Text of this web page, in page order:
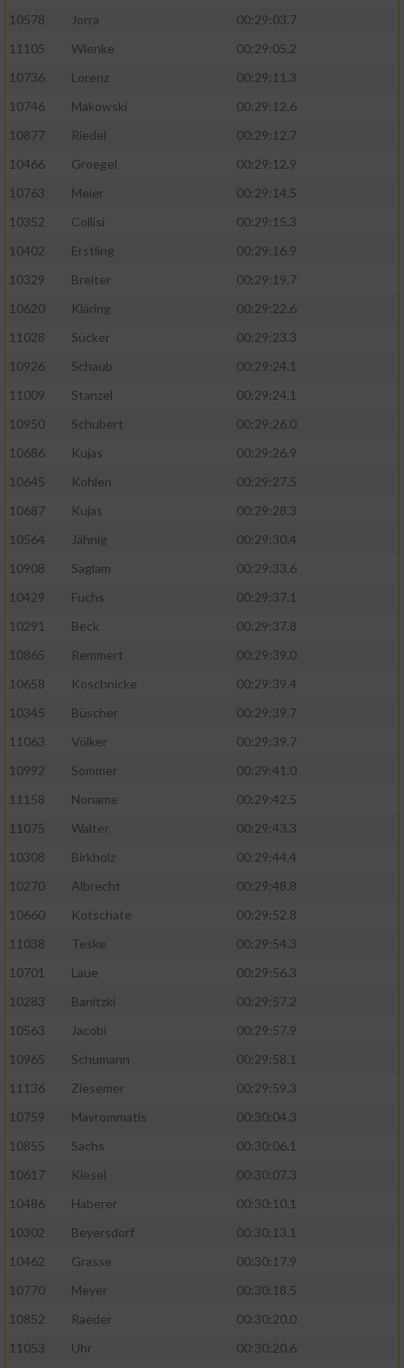
10578 Jorra
00:29:03.7
11105
Wienke
00:29:05.2
10736
Lorenz
00:29:11.3
10746
Makowski
00:29:12.6
10877
Riedel
00:29:12.7
10466
Groegel
00:29:12.9
10763
Meier
00:29:14.5
10352
Collisi
00:29:15.3
10402
Erstling
00:29:16.9
10329
Breiter
00:29:19.7
10620
Kläring
00:29:22.6
11028
Sücker
00:29:23.3
10926
Schaub
00:29:24.1
11009
Stanzel
00:29:24.1
10950
Schubert
00:29:26.0
10686
Kujas
00:29:26.9
10645
Kohlen
00:29:27.5
10687
Kujas
00:29:28.3
10564
Jähnig
00:29:30.4
10908
Saglam
00:29:33.6
10429
Fuchs
00:29:37.1
10291
Beck
00:29:37.8
10865
Remmert
00:29:39.0
10658
Koschnicke
00:29:39.4
10345
Büscher
00:29:39.7
11063
Völker
00:29:39.7
10992
Sommer
00:29:41.0
11158
Noname
00:29:42.5
11075
Walter
00:29:43.3
10308
Birkholz
00:29:44.4
10270
Albrecht
00:29:48.8
10660
Kotschate
00:29:52.8
11038
Teske
00:29:54.3
10701
Laue
00:29:56.3
10283
Banitzki
00:29:57.2
10563
Jacobi
00:29:57.9
10965
Schumann
00:29:58.1
11136
Ziesemer
00:29:59.3
10759
Mavrommatis
00:30:04.3
10855
Sachs
00:30:06.1
10617
Kiesel
00:30:07.3
10486
Haberer
00:30:10.1
10302
Beyersdorf
00:30:13.1
10462
Grasse
00:30:17.9
10770
Meyer
00:30:18.5
10852
Raeder
00:30:20.0
11053
Uhr
00:30:20.6